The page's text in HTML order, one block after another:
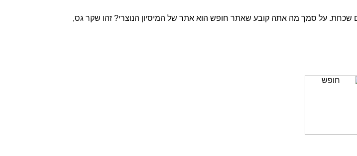
שכחת. על סמך מה אתה קובע שאתר חופש הוא אתר של המיסיון הנוצרי? זהו שקר גס,